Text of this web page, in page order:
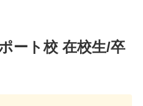
ート校 在校生/卒